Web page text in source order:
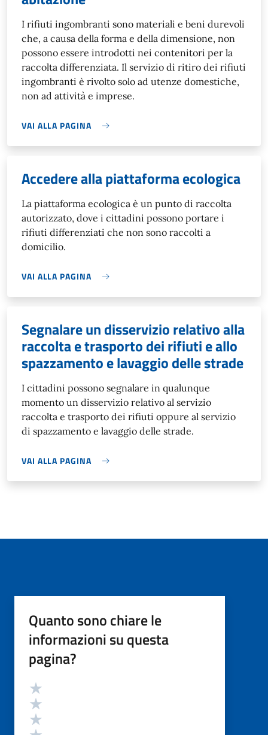
I rifiuti ingombranti sono materiali e beni durevoli
che, a causa della forma e della dimensione, non
possono essere introdotti nei contenitori per la
raccolta differenziata. Il servizio di ritiro dei rifiuti
ingombranti è rivolto solo ad utenze domestiche,
non ad attività e imprese.
VAI ALLA PAGINA
Accedere alla piattaforma ecologica
La piattaforma ecologica è un punto di raccolta
autorizzato, dove i cittadini possono portare i
rifiuti differenziati che non sono raccolti a
domicilio.
VAI ALLA PAGINA
Segnalare un disservizio relativo alla
raccolta e trasporto dei rifiuti e allo
spazzamento e lavaggio delle strade
I cittadini possono segnalare in qualunque
momento un disservizio relativo al servizio
raccolta e trasporto dei rifiuti oppure al servizio
di spazzamento e lavaggio delle strade.
VAI ALLA PAGINA
Quanto sono chiare le
informazioni su questa
pagina?
Valutazione